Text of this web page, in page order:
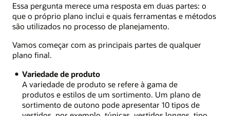
Essa pergunta merece uma resposta em duas partes: o
que o próprio plano inclui e quais ferramentas e métodos
são utilizados no processo de planejamento.
Vamos começar com as principais partes de qualquer
plano final.
Variedade de produto
A variedade de produto se refere à gama de
produtos e estilos de um sortimento. Um plano de
sortimento de outono pode apresentar 10 tipos de